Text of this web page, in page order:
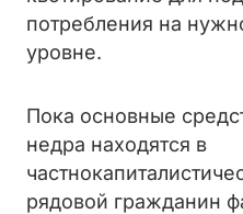
потребления на
уровне.
Пока основные
недра находятся в
рядовой гражданин